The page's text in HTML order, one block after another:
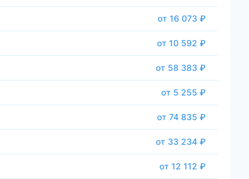
от 16 073 ₽
от 10 592 ₽
от 58 383 ₽
от 5 255 ₽
от 74 835 ₽
от 33 234 ₽
от 12 112 ₽